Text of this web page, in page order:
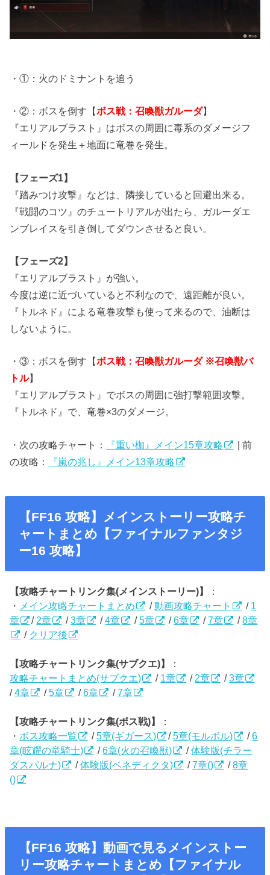
・①：火のドミナントを追う
・②：ボスを倒す【ボス戦：召喚獣ガルーダ】
『エリアルブラスト』はボスの周囲に毒系のダメージフ
ィールドを発生＋地面に竜巻を発生。
【フェーズ1】
『踏みつけ攻撃』などは、隣接していると回避出来る。
『戦闘のコツ』のチュートリアルが出たら、ガルーダエ
ンブレイスを引き倒してダウンさせると良い。
【フェーズ2】
『エリアルブラスト』が強い。
今度は逆に近づいていると不利なので、遠距離が良い。
『トルネド』による竜巻攻撃も使って来るので、油断は
しないように。
・③：ボスを倒す【ボス戦：召喚獣ガルーダ ※召喚獣バ
トル】
『エリアルブラスト』でボスの周囲に強打撃範囲攻撃。
『トルネド』で、竜巻×3のダメージ。
・次の攻略チャート： 『重い枷』メイン15章攻略
| 前
の攻略：
『嵐の兆し』メイン13章攻略
【FF16 攻略】メインストーリー攻略チ
ャートまとめ【ファイナルファンタジ
ー16 攻略】
【攻略チャートリンク集(メインストーリー)】
：
・ メイン攻略チャートまとめ /動画攻略チャート / 1
章
/ 2章 /3章 /4章 /5章 /6章 /7章 /8章
/ クリア後
【攻略チャートリンク集(サブクエ)】
：
攻略チャートまとめ(サブクエ)
/ 1章 / 2章 /3章
/4章 /5章 /6章 /7章
【攻略チャートリンク集(ボス戦)】
：
・ ボス攻略一覧 /5章(ギガース) /5章(モルボル) /6
章(眩耀の竜騎士)
/6章(火の召喚獣) /体験版(チラー
ダスパルナ)
/体験版(ベネディクタ) /7章() /8章
()
【FF16 攻略】動画で見るメインストー
リー攻略チャートまとめ【ファイナル